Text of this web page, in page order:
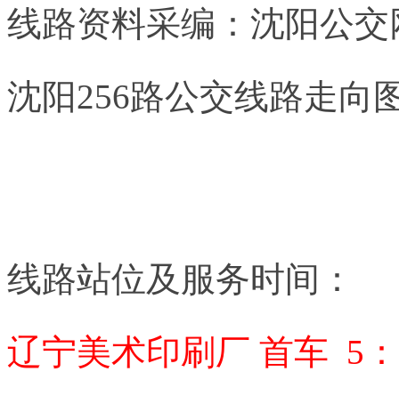
线路资料采编：沈阳公交
沈阳256路公交线路走向
线路站位及服务时间：
辽宁美术印刷厂 首车 5